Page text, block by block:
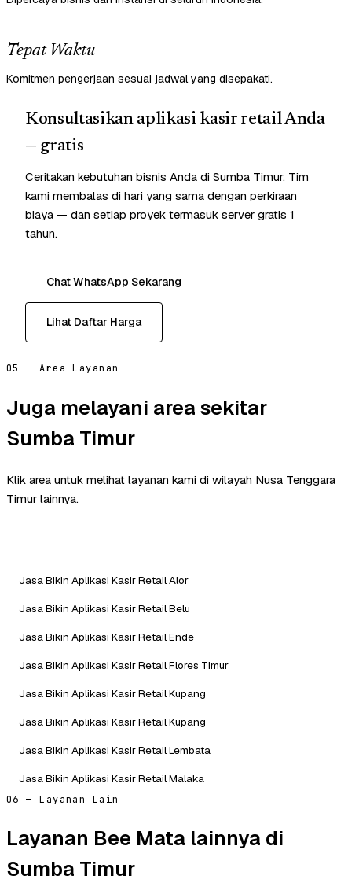
Tepat Waktu
Komitmen pengerjaan sesuai jadwal yang disepakati.
Konsultasikan aplikasi kasir retail Anda
— gratis
Ceritakan kebutuhan bisnis Anda di Sumba Timur. Tim
kami membalas di hari yang sama dengan perkiraan
biaya — dan setiap proyek termasuk server gratis 1
tahun.
Chat WhatsApp Sekarang
Lihat Daftar Harga
05 — Area Layanan
Juga melayani area sekitar
Sumba Timur
Klik area untuk melihat layanan kami di wilayah Nusa Tenggara
Timur lainnya.
Jasa Bikin Aplikasi Kasir Retail Alor
Jasa Bikin Aplikasi Kasir Retail Belu
Jasa Bikin Aplikasi Kasir Retail Ende
Jasa Bikin Aplikasi Kasir Retail Flores Timur
Jasa Bikin Aplikasi Kasir Retail Kupang
Jasa Bikin Aplikasi Kasir Retail Kupang
Jasa Bikin Aplikasi Kasir Retail Lembata
Jasa Bikin Aplikasi Kasir Retail Malaka
06 — Layanan Lain
Layanan Bee Mata lainnya di
Sumba Timur